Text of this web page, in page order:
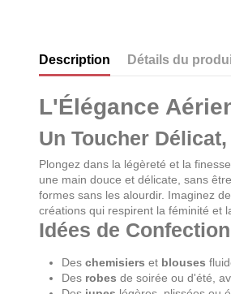
Description Détails du
L'Élégance
Un Toucher
Plongez dans la légèreté et la
une main douce et délicate, sans
formes sans les alourdir. Imaginez
créations qui respirent la féminité et
Idées de
Des chemisiers et blouses
Des robes de soirée ou d'été,